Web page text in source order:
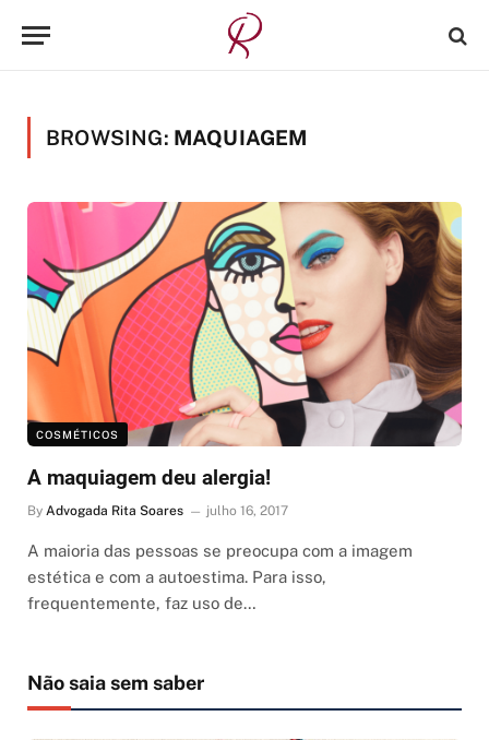
BROWSING: MAQUIAGEM
COSMÉTICOS
A maquiagem deu alergia!
By Advogada Rita Soares julho 16, 2017
A maioria das pessoas se preocupa com a imagem
estética e com a autoestima. Para isso,
frequentemente, faz uso de…
Não saia sem saber